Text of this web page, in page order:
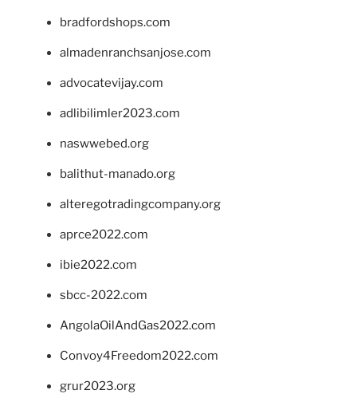
bradfordshops.com
almadenranchsanjose.com
advocatevijay.com
adlibilimler2023.com
naswwebed.org
balithut-manado.org
alteregotradingcompany.org
aprce2022.com
ibie2022.com
sbcc-2022.com
AngolaOilAndGas2022.com
Convoy4Freedom2022.com
grur2023.org